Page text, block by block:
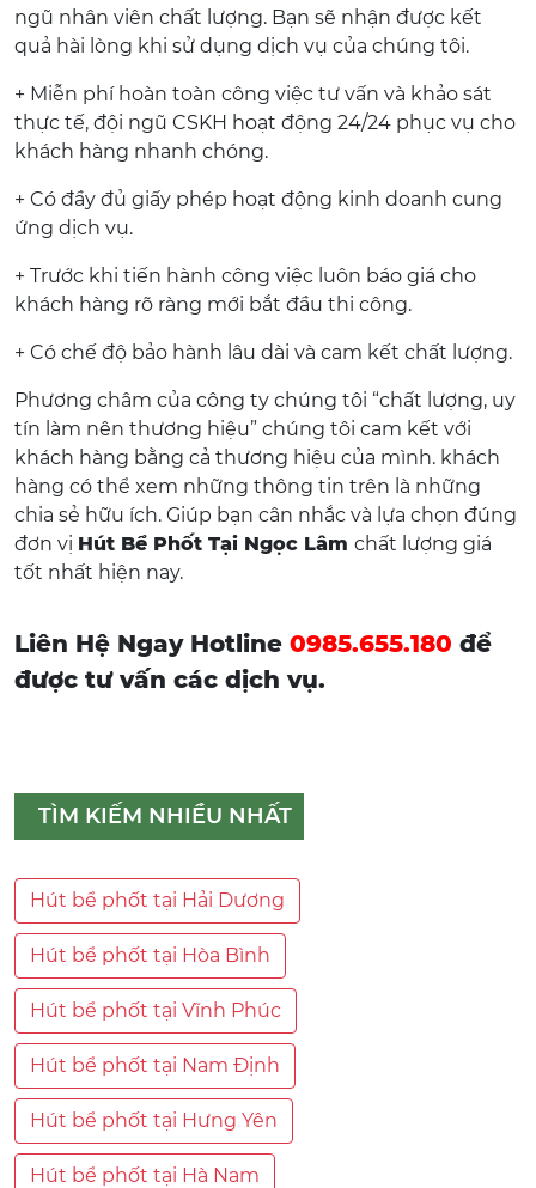
ngũ nhân viên chất lượng. Bạn sẽ nhận được kết
quả hài lòng khi sử dụng dịch vụ của chúng tôi.
+ Miễn phí hoàn toàn công việc tư vấn và khảo sát
thực tế, đội ngũ CSKH hoạt động 24/24 phục vụ cho
khách hàng nhanh chóng.
+ Có đầy đủ giấy phép hoạt động kinh doanh cung
ứng dịch vụ.
+ Trước khi tiến hành công việc luôn báo giá cho
khách hàng rõ ràng mới bắt đầu thi công.
+ Có chế độ bảo hành lâu dài và cam kết chất lượng.
Phương châm của công ty chúng tôi “chất lượng, uy
tín làm nên thương hiệu” chúng tôi cam kết với
khách hàng bằng cả thương hiệu của mình. khách
hàng có thể xem những thông tin trên là những
chia sẻ hữu ích. Giúp bạn cân nhắc và lựa chọn đúng
đơn vị Hút Bể Phốt Tại Ngọc Lâm chất lượng giá
tốt nhất hiện nay.
Liên Hệ Ngay Hotline 0985.655.180 để
được tư vấn các dịch vụ.
TÌM KIẾM NHIỀU NHẤT
Hút bể phốt tại Hải Dương
Hút bể phốt tại Hòa Bình
Hút bể phốt tại Vĩnh Phúc
Hút bể phốt tại Nam Định
Hút bể phốt tại Hưng Yên
Hút bể phốt tại Hà Nam